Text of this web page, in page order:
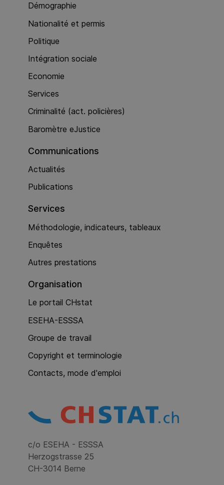
Démographie
Nationalité et permis
Politique
Intégration sociale
Economie
Services
Criminalité (act. policières)
Baromètre eJustice
Communications
Actualités
Publications
Services
Méthodologie, indicateurs, tableaux
Enquêtes
Autres prestations
Organisation
Le portail CHstat
ESEHA-ESSSA
Groupe de travail
Copyright et terminologie
Contacts, mode d'emploi
c/o ESEHA - ESSSA
Herzogstrasse 25
CH-3014 Berne